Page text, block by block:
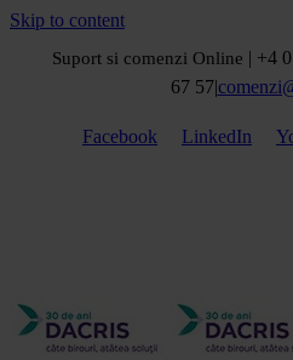
Skip to content
Suport si comenzi Online | +4
67 57|
Facebook LinkedIn